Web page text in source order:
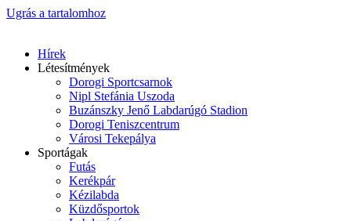
Ugrás a tartalomhoz
Hírek
Létesítmények
Dorogi Sportcsarnok
Nipl Stefánia Uszoda
Buzánszky Jenő Labdarúgó Stadion
Dorogi Teniszcentrum
Városi Tekepálya
Sportágak
Futás
Kerékpár
Kézilabda
Küzdősportok